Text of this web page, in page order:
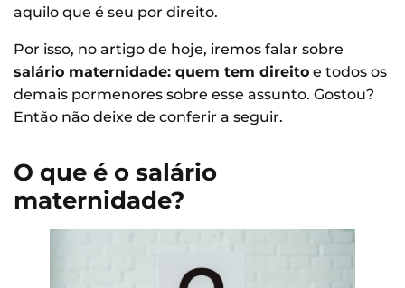
aquilo que é seu por direito.
Por isso, no artigo de hoje, iremos falar sobre
salário maternidade: quem tem direito e todos os
demais pormenores sobre esse assunto. Gostou?
Então não deixe de conferir a seguir.
O que é o salário
maternidade?